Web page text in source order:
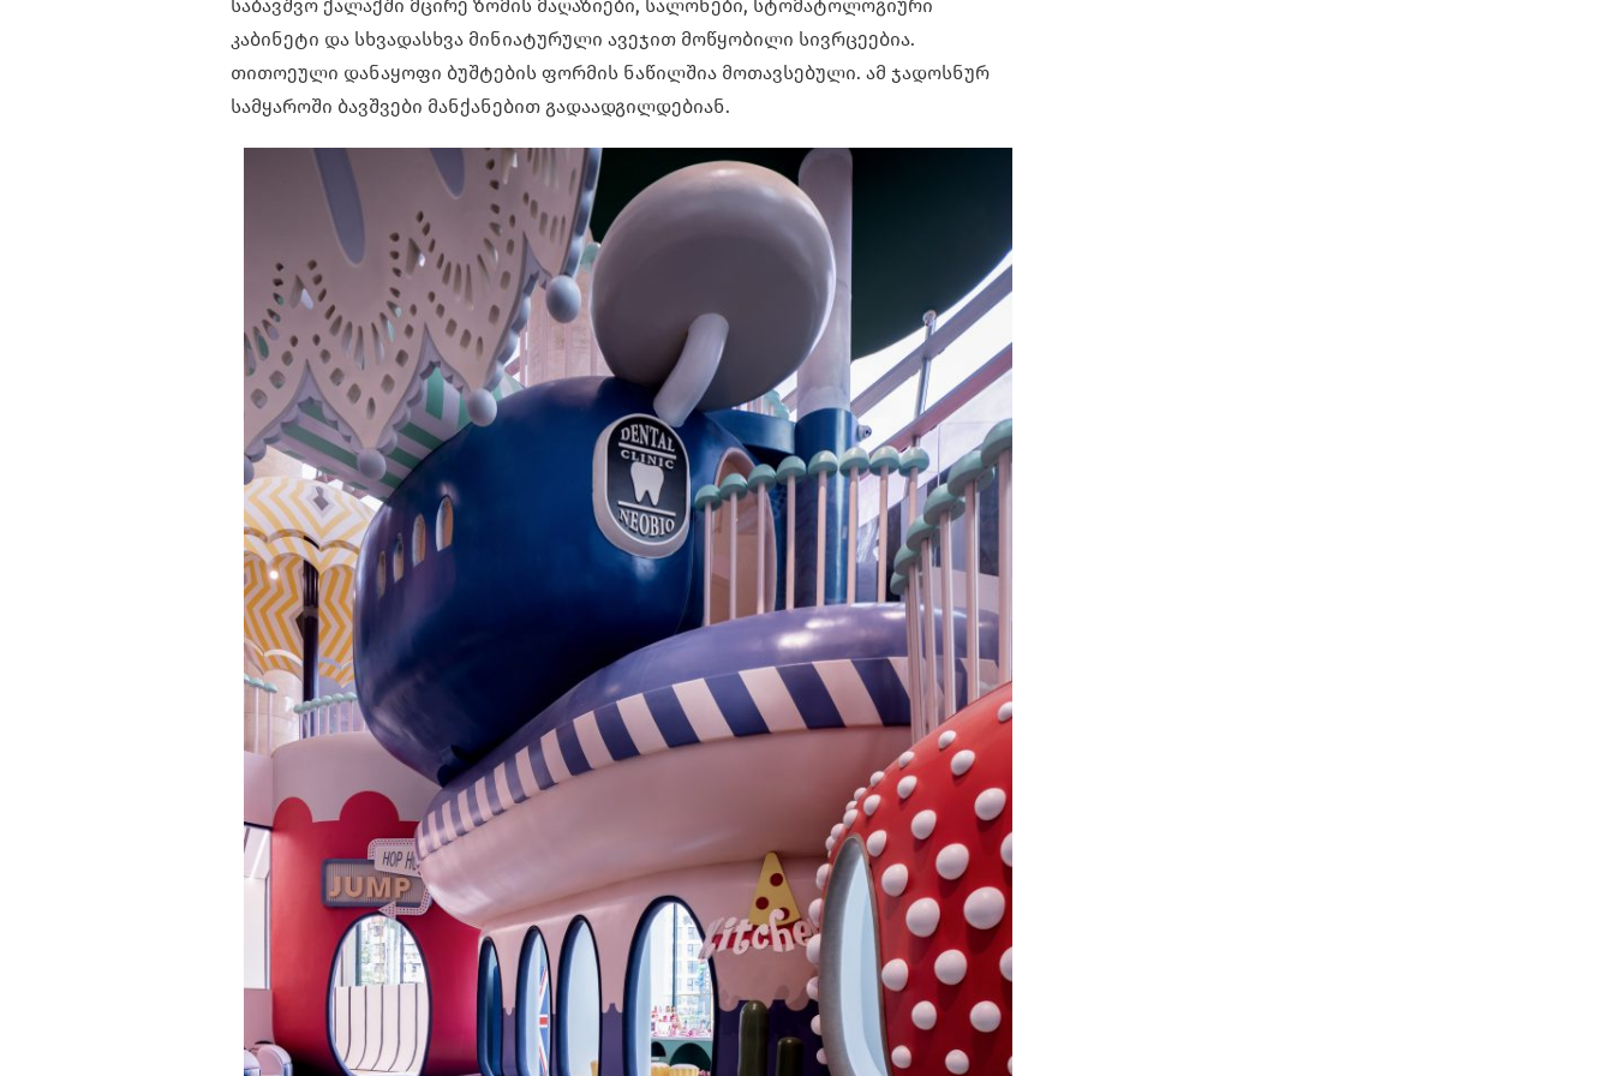
საბავშვო ქალაქში მცირე ზომის მაღაზიები, სალონები, სტომატოლოგიური
კაბინეტი და სხვადასხვა მინიატურული ავეჯით მოწყობილი სივრცეებია.
თითოეული დანაყოფი ბუშტების ფორმის ნაწილშია მოთავსებული. ამ ჯადოსნურ
სამყაროში ბავშვები მანქანებით გადაადგილდებიან.